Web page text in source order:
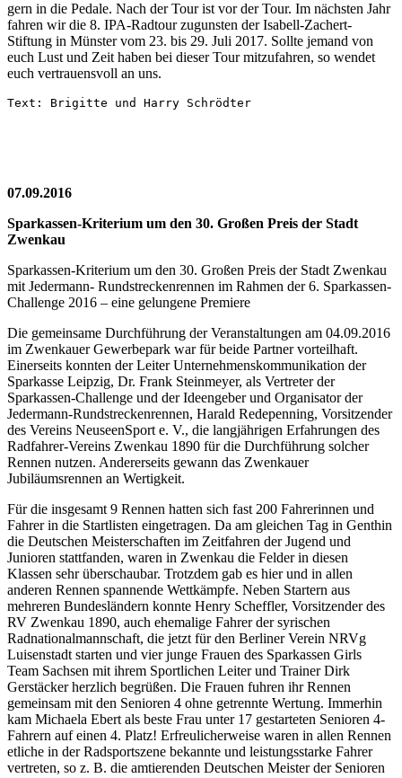
gern in die Pedale. Nach der Tour ist vor der Tour. Im nächsten Jahr
fahren wir die 8. IPA-Radtour zugunsten der Isabell-Zachert-
Stiftung in Münster vom 23. bis 29. Juli 2017. Sollte jemand von
euch Lust und Zeit haben bei dieser Tour mitzufahren, so wendet
euch vertrauensvoll an uns.
Text: Brigitte und Harry Schrödter
07.09.2016
Sparkassen-Kriterium um den 30. Großen Preis der Stadt
Zwenkau
Sparkassen-Kriterium um den 30. Großen Preis der Stadt Zwenkau
mit Jedermann- Rundstreckenrennen im Rahmen der 6. Sparkassen-
Challenge 2016 – eine gelungene Premiere
Die gemeinsame Durchführung der Veranstaltungen am 04.09.2016
im Zwenkauer Gewerbepark war für beide Partner vorteilhaft.
Einerseits konnten der Leiter Unternehmenskommunikation der
Sparkasse Leipzig, Dr. Frank Steinmeyer, als Vertreter der
Sparkassen-Challenge und der Ideengeber und Organisator der
Jedermann-Rundstreckenrennen, Harald Redepenning, Vorsitzender
des Vereins NeuseenSport e. V., die langjährigen Erfahrungen des
Radfahrer-Vereins Zwenkau 1890 für die Durchführung solcher
Rennen nutzen. Andererseits gewann das Zwenkauer
Jubiläumsrennen an Wertigkeit.
Für die insgesamt 9 Rennen hatten sich fast 200 Fahrerinnen und
Fahrer in die Startlisten eingetragen. Da am gleichen Tag in Genthin
die Deutschen Meisterschaften im Zeitfahren der Jugend und
Junioren stattfanden, waren in Zwenkau die Felder in diesen
Klassen sehr überschaubar. Trotzdem gab es hier und in allen
anderen Rennen spannende Wettkämpfe. Neben Startern aus
mehreren Bundesländern konnte Henry Scheffler, Vorsitzender des
RV Zwenkau 1890, auch ehemalige Fahrer der syrischen
Radnationalmannschaft, die jetzt für den Berliner Verein NRVg
Luisenstadt starten und vier junge Frauen des Sparkassen Girls
Team Sachsen mit ihrem Sportlichen Leiter und Trainer Dirk
Gerstäcker herzlich begrüßen. Die Frauen fuhren ihr Rennen
gemeinsam mit den Senioren 4 ohne getrennte Wertung. Immerhin
kam Michaela Ebert als beste Frau unter 17 gestarteten Senioren 4-
Fahrern auf einen 4. Platz! Erfreulicherweise waren in allen Rennen
etliche in der Radsportszene bekannte und leistungsstarke Fahrer
vertreten, so z. B. die amtierenden Deutschen Meister der Senioren